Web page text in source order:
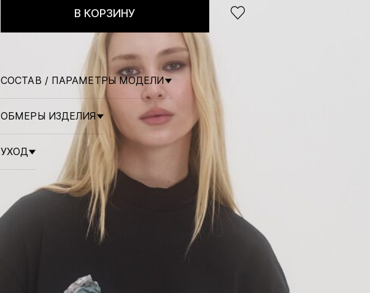
В КОРЗИНУ
СОСТАВ / ПАРАМЕТРЫ МОДЕЛИ
ОБМЕРЫ ИЗДЕЛИЯ
УХОД